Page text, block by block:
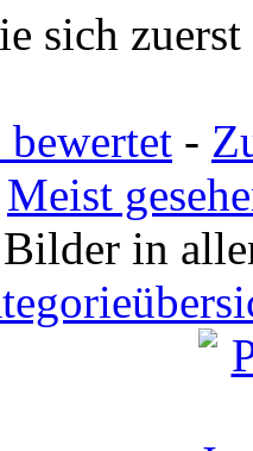
sich
-
Meist
Bilder in